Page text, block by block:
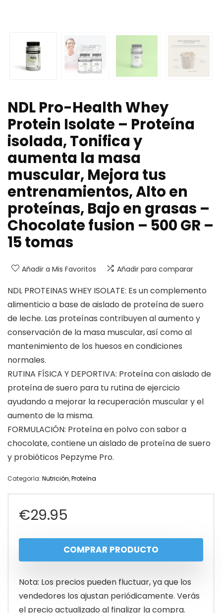
NDL Pro-Health Whey
Protein Isolate – Proteína
isolada, Tonifica y
aumenta la masa
muscular, Mejora tus
entrenamientos, Alto en
proteínas, Bajo en grasas –
Chocolate fusion – 500 GR –
15 tomas
Añadir a Mis Favoritos Añadir para comparar
NDL PROTEINAS WHEY ISOLATE: Es un complemento
alimenticio a base de aislado de proteína de suero
de leche. Las proteínas contribuyen al aumento y
conservación de la masa muscular, así como al
mantenimiento de los huesos en condiciones
normales.
RUTINA FÍSICA Y DEPORTIVA: Proteína con aislado de
proteína de suero para tu rutina de ejercicio
ayudando a mejorar la recuperación muscular y el
aumento de la misma.
FORMULACIÓN: Proteína en polvo con sabor a
chocolate, contiene un aislado de proteína de suero
y probióticos Pepzyme Pro.
Categoría: Nutrición,Proteína
€29.95
COMPRAR PRODUCTO
Nota: Los precios pueden fluctuar, ya que los
vendedores los ajustan periódicamente. Verás
el precio actualizado al finalizar la compra.